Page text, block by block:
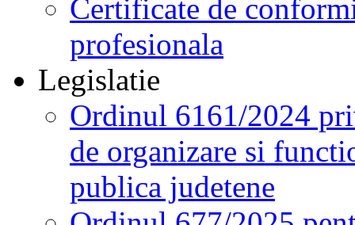
Certificate de
profesionala
Legislatie
Ordinul 6161/2024
de organizare si
publica judetene